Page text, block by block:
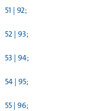
51 | 92;
52 | 93;
53 | 94;
54 | 95;
55 | 96;